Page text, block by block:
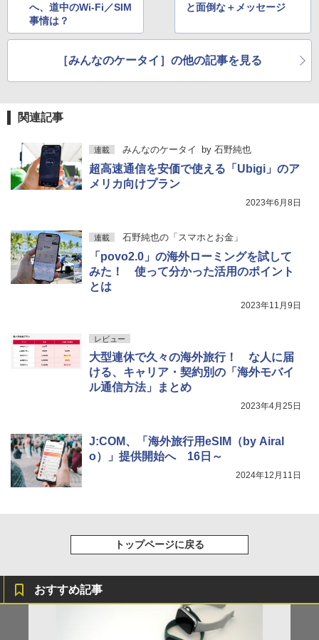
へ、道中のWi-Fi／SIM
事情は？
と面倒な＋メッセージ
［みんなのケータイ］の他の記事を見る
関連記事
連載 みんなのケータイ by 石野純也
超高速通信を安価で使える「Ubigi」のア
メリカ向けプラン
2023年6月8日
連載 石野純也の「スマホとお金」
「povo2.0」の海外ローミングを試して
みた！ 使って分かった活用のポイント
とは
2023年11月9日
レビュー
大型連休で久々の海外旅行！ な人に届
ける、キャリア・契約別の「海外モバイ
ル通信方法」まとめ
2023年4月25日
J:COM、「海外旅行用eSIM（by Airal
o）」提供開始へ 16日～
2024年12月11日
トップページに戻る
おすすめ記事